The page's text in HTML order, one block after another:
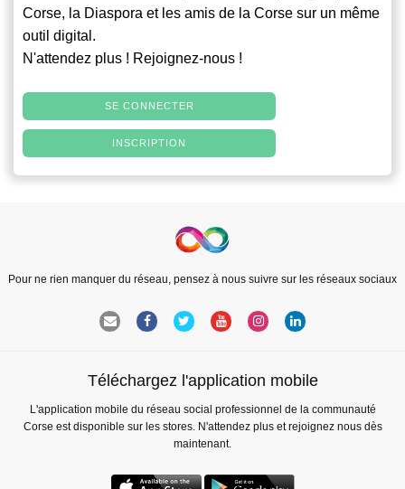
Corse, la Diaspora et les amis de la Corse sur un même
outil digital.
N'attendez plus ! Rejoignez-nous !
SE CONNECTER
INSCRIPTION
Pour ne rien manquer du réseau, pensez à nous suivre sur les réseaux sociaux
Téléchargez l'application mobile
L'application mobile du réseau social professionnel de la communauté
Corse est disponible sur les stores. N'attendez plus et rejoignez nous dès
maintenant.